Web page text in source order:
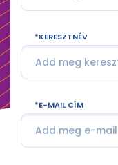
KERESZTNÉV
E-MAIL CÍM